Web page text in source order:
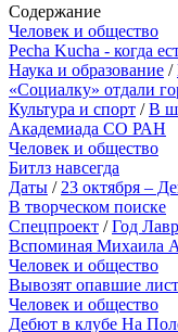
Содержание
Человек и общество
Pecha Kucha - когда
Наука и образование /
«Социалку» отдали
Культура и спорт /В
Академиада СО РАН
Человек и общество
Битлз навсегда
Даты / 23 октября –
В творческом поиске
Спецпроект /Год
Вспоминая Михаила
Человек и общество
Вывозят опавшие
Человек и общество
Дебют в клубе На